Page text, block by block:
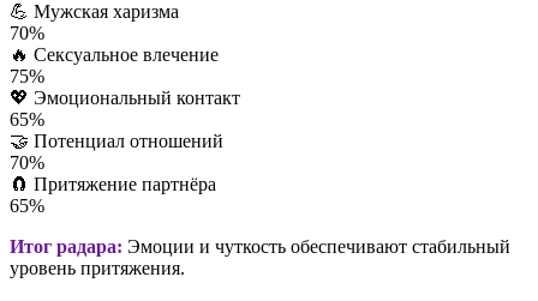
💪 Мужская харизма
70%
🔥 Сексуальное влечение
75%
💖 Эмоциональный контакт
65%
🤝 Потенциал отношений
70%
🧲 Притяжение партнёра
65%
Итог радара: Эмоции и чуткость обеспечивают стабильный
уровень притяжения.